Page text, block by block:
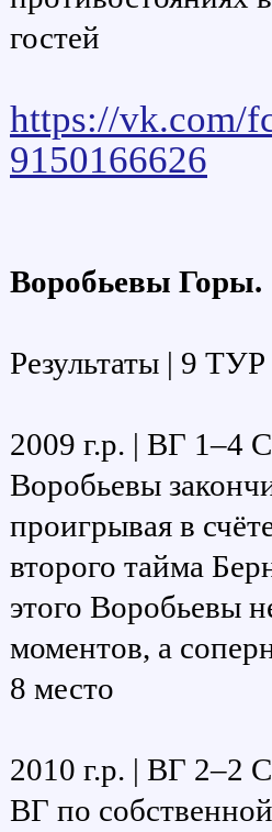
гостей
https://vk.com/
9150166626
Воробьевы Горы.
Результаты | 9
2009 г.р. | ВГ 1–4
Воробьевы
проигрывая в
второго тайма
этого Воробьевы
моментов, а
8 место
2010 г.р. | ВГ 2–2
ВГ по